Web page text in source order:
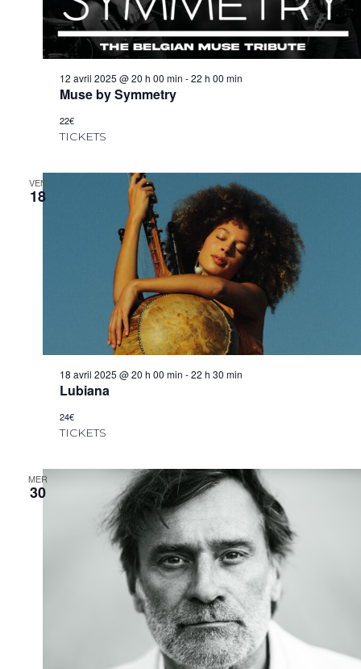
12 avril 2025 @ 20 h 00 min -22 h 00 min
Muse by Symmetry
22€
TICKETS
VEN
18
18 avril 2025 @ 20 h 00 min -22 h 30 min
Lubiana
24€
TICKETS
MER
30